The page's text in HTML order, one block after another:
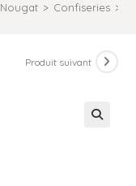
> Confiseries >
Produit suivant